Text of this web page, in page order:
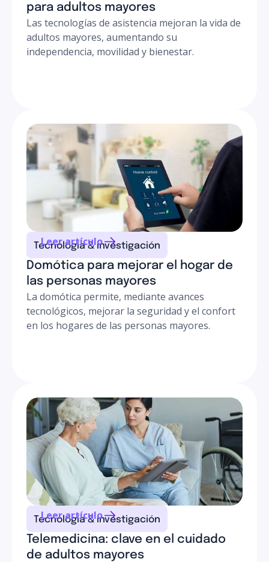
para adultos mayores
Las tecnologías de asistencia mejoran la vida de
adultos mayores, aumentando su
independencia, movilidad y bienestar.
Tecnología & investigación
Domótica para mejorar el hogar de
las personas mayores
La domótica permite, mediante avances
tecnológicos, mejorar la seguridad y el confort
en los hogares de las personas mayores.
Leer artículo
Tecnología & investigación
Telemedicina: clave en el cuidado
de adultos mayores
Leer artículo